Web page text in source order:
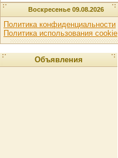
Воскресенье 09.08.2026
Политика конфиденциальности
Политика использования cookie
Объявления